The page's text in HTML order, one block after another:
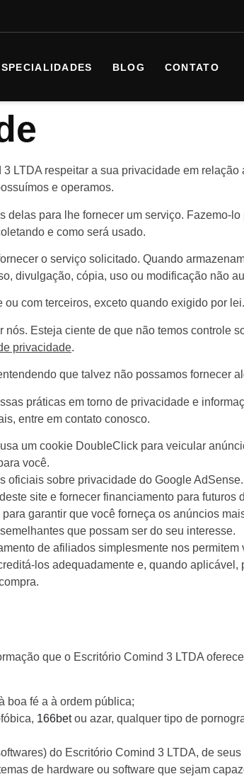
BLOG CONTATO
LTDA respeitar a sua privacidade em
e operamos.
para lhe fornecer um serviço. Fazemo-
e como será usado.
o serviço solicitado. Quando
divulgação, cópia, uso ou modificação não
com terceiros, exceto quando exigido por lei.
Esteja ciente de que não temos controle
privacidade.
que talvez não possamos fornecer
práticas em torno de privacidade e
entre em contato conosco.
um cookie DoubleClick para veicular
você.
oficiais sobre privacidade do Google AdSense.
site e fornecer financiamento para futuros
garantir que você forneça os anúncios
que possam ser do seu interesse.
de afiliados simplesmente nos
los adequadamente e, quando
que o Escritório Comind 3 LTDA
boa fé a à ordem pública;
166betou azar, qualquer tipo de
do Escritório Comind 3 LTDA, de
de hardware ou software que sejam